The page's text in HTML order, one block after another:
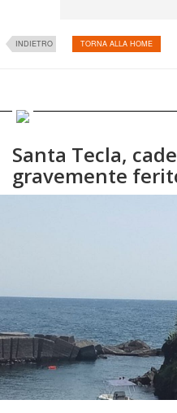
INDIETRO TORNA ALLA HOME
Santa Tecla,
gravemente